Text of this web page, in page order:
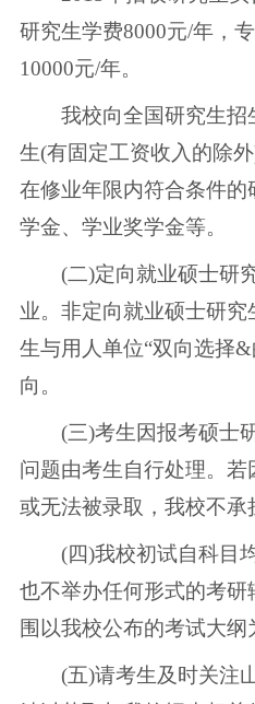
研究生学费8000元/年，
10000元/年。
我校向全国研究生招
生(有固定工资收入的除
在修业年限内符合条件
学金、学业奖学金等。
(二)定向就业硕士研究
业。非定向就业硕士研
生与用人单位“双向选择
向。
(三)考生因报考硕士研
问题由考生自行处理。
或无法被录取，我校不承
(四)我校初试自科目均
也不举办任何形式的考
围以我校公布的考试大纲
(五)请考生及时关注山